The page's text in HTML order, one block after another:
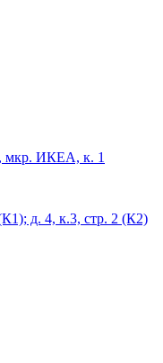
ИКЕА, к. 1
д. 4, к.3, стр. 2 (К2)